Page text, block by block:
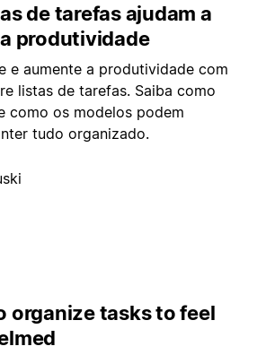
de tarefas ajudam a
produtividade
e aumente a produtividade com
listas de tarefas. Saiba como
como os modelos podem
tudo organizado.
organize tasks to feel